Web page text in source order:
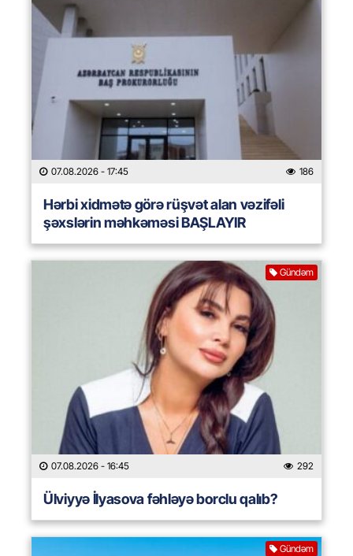
07.08.2026 - 17:45 186
Hərbi xidmətə görə rüşvət alan vəzifəli
şəxslərin məhkəməsi BAŞLAYIR
Gündəm
07.08.2026 - 16:45 292
Ülviyyə İlyasova fəhləyə borclu qalıb?
Gündəm